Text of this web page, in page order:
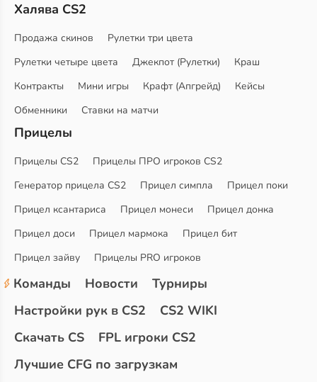
Халява CS2
Продажа скинов
Рулетки три цвета
Рулетки четыре цвета
Джекпот (Рулетки)
Краш
Контракты
Мини игры Крафт (Апгрейд)
Кейсы
Обменники
Ставки на матчи
Прицелы
Прицелы CS2
Прицелы ПРО игроков CS2
Генератор прицела CS2
Прицел симпла
Прицел поки
Прицел ксантариса
Прицел монеси
Прицел донка
Прицел доси
Прицел мармока
Прицел бит
Прицел зайву
Прицелы PRO игроков
Команды Новости
Турниры
Настройки рук в CS2
CS2 WIKI
Скачать CS
FPL игроки CS2
Лучшие CFG по загрузкам